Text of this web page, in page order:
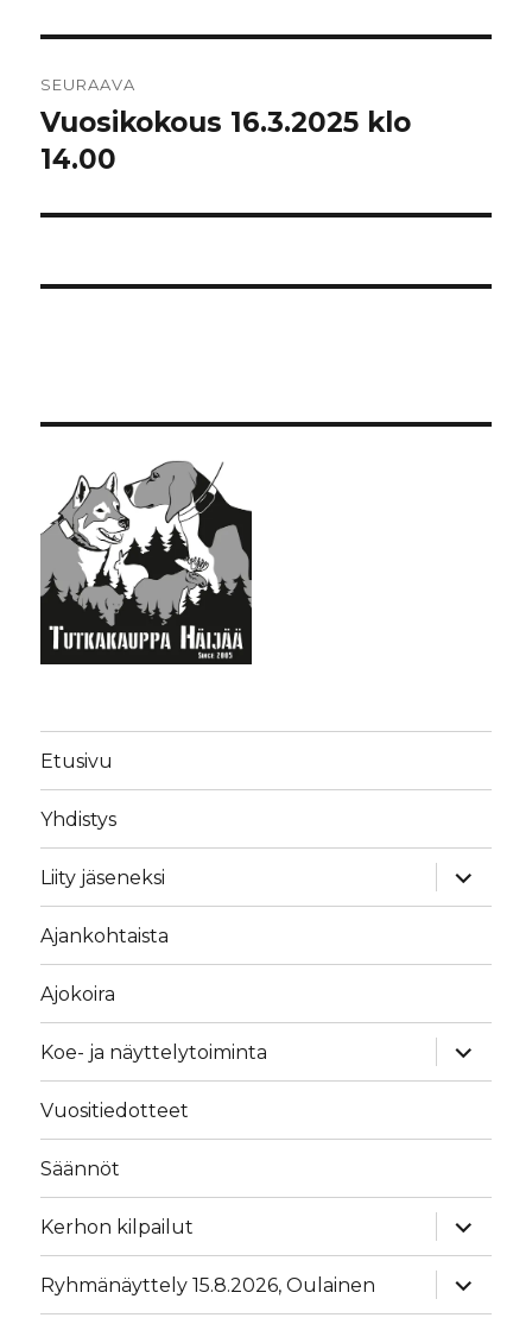
SEURAAVA
Seuraava
artikkeli:
Vuosikokous 16.3.2025 klo
14.00
Etusivu
Yhdistys
Liity jäseneksi
näytä
Ajankohtaista
Ajokoira
Koe- ja näyttelytoiminta
näytä
Vuositiedotteet
Säännöt
Kerhon kilpailut
näytä
Ryhmänäyttely 15.8.2026, Oulainen
näytä